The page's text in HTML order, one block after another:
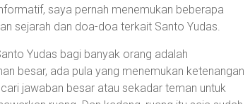
saya pernah menemukan beberapa
sejarah dan doa-doa terkait Santo Yudas.
Yudas bagi banyak orang adalah
besar, ada pula yang menemukan ketenangan
jawaban besar atau sekadar teman untuk